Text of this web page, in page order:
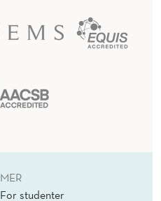
MER
For studenter